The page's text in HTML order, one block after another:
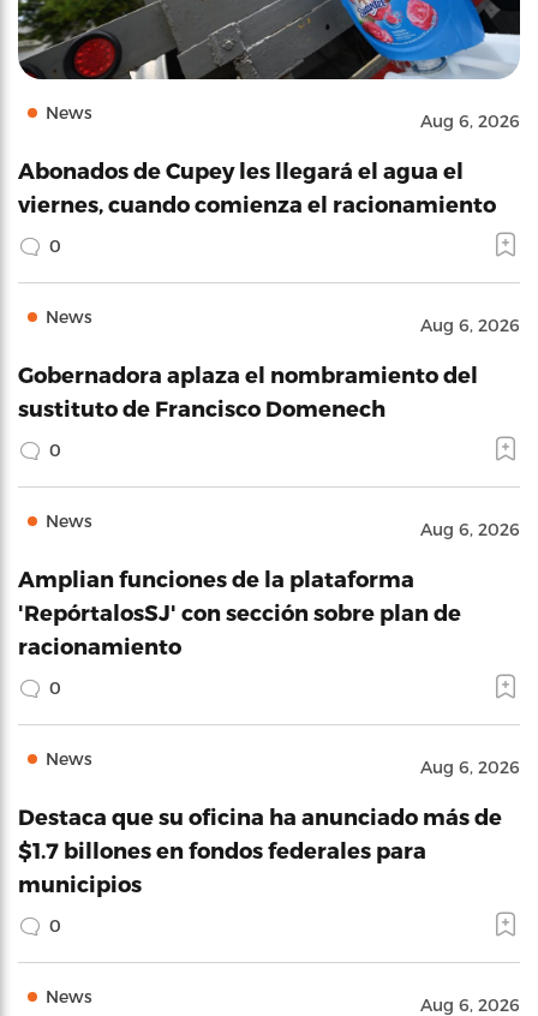
News Aug 6, 2026
Abonados de Cupey les llegará el agua el
viernes, cuando comienza el racionamiento
0
News Aug 6, 2026
Gobernadora aplaza el nombramiento del
sustituto de Francisco Domenech
0
News Aug 6, 2026
Amplian funciones de la plataforma
'RepórtalosSJ' con sección sobre plan de
racionamiento
0
News Aug 6, 2026
Destaca que su oficina ha anunciado más de
$1.7 billones en fondos federales para
municipios
0
News Aug 6, 2026